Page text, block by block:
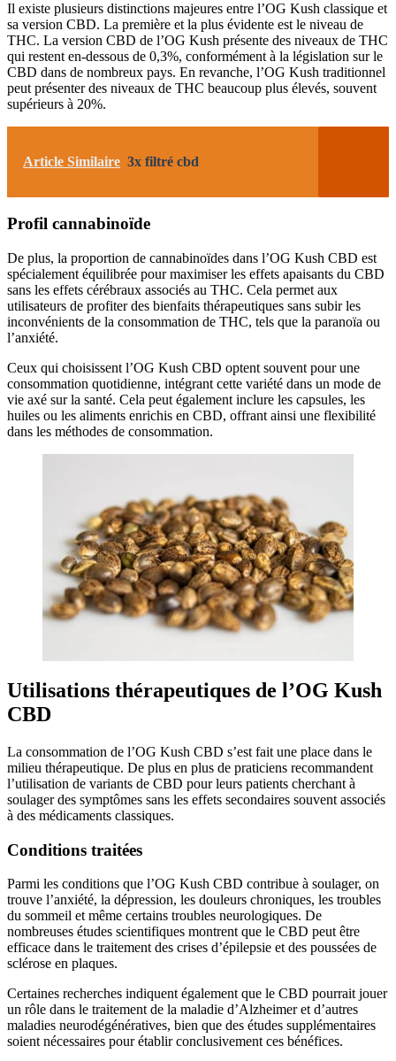
Il existe plusieurs distinctions majeures entre l’OG Kush classique et
sa version CBD. La première et la plus évidente est le niveau de
THC. La version CBD de l’OG Kush présente des niveaux de THC
qui restent en-dessous de 0,3%, conformément à la législation sur le
CBD dans de nombreux pays. En revanche, l’OG Kush traditionnel
peut présenter des niveaux de THC beaucoup plus élevés, souvent
supérieurs à 20%.
Article Similaire 3x filtré cbd
Profil cannabinoïde
De plus, la proportion de cannabinoïdes dans l’OG Kush CBD est
spécialement équilibrée pour maximiser les effets apaisants du CBD
sans les effets cérébraux associés au THC. Cela permet aux
utilisateurs de profiter des bienfaits thérapeutiques sans subir les
inconvénients de la consommation de THC, tels que la paranoïa ou
l’anxiété.
Ceux qui choisissent l’OG Kush CBD optent souvent pour une
consommation quotidienne, intégrant cette variété dans un mode de
vie axé sur la santé. Cela peut également inclure les capsules, les
huiles ou les aliments enrichis en CBD, offrant ainsi une flexibilité
dans les méthodes de consommation.
Utilisations thérapeutiques de l’OG Kush
CBD
La consommation de l’OG Kush CBD s’est fait une place dans le
milieu thérapeutique. De plus en plus de praticiens recommandent
l’utilisation de variants de CBD pour leurs patients cherchant à
soulager des symptômes sans les effets secondaires souvent associés
à des médicaments classiques.
Conditions traitées
Parmi les conditions que l’OG Kush CBD contribue à soulager, on
trouve l’anxiété, la dépression, les douleurs chroniques, les troubles
du sommeil et même certains troubles neurologiques. De
nombreuses études scientifiques montrent que le CBD peut être
efficace dans le traitement des crises d’épilepsie et des poussées de
sclérose en plaques.
Certaines recherches indiquent également que le CBD pourrait jouer
un rôle dans le traitement de la maladie d’Alzheimer et d’autres
maladies neurodégénératives, bien que des études supplémentaires
soient nécessaires pour établir conclusivement ces bénéfices.